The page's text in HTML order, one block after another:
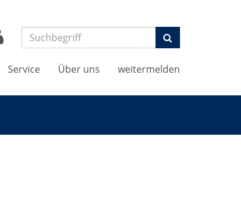
Suchen
Service Über uns weitermelden